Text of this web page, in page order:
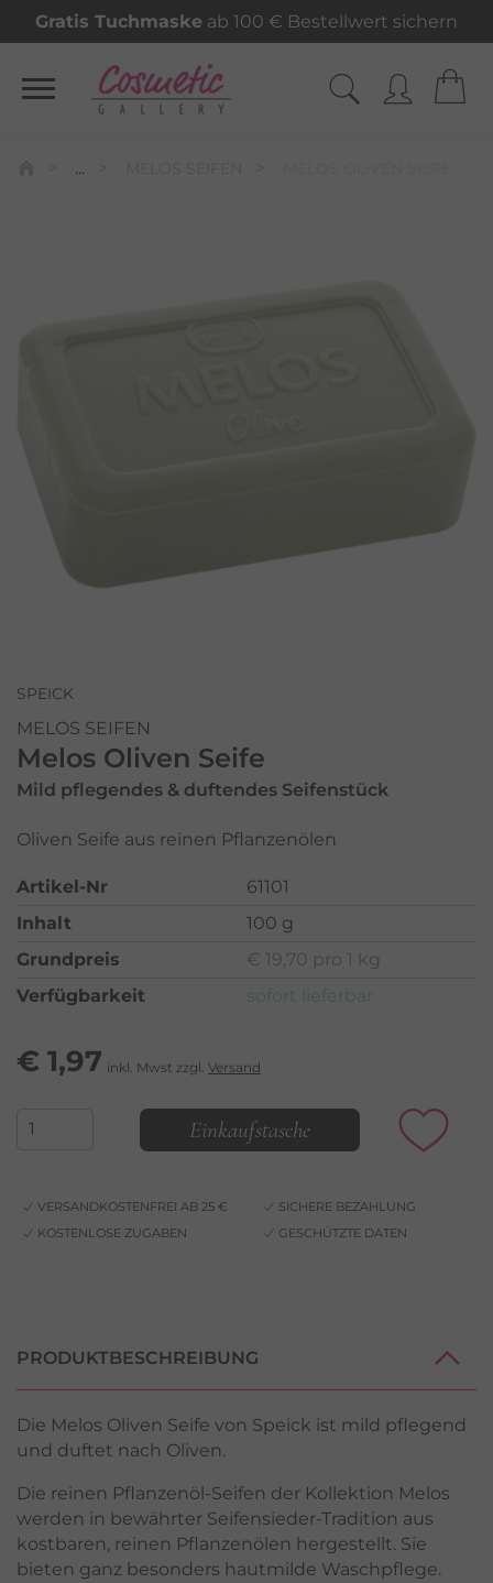
Gratis Tuchmaske ab 100 € Bestellwert sichern
...
SPEICK
MELOS SEIFEN
Melos Oliven Seife
Mild pflegendes & duftendes Seifenstück
Oliven Seife aus reinen Pflanzenölen
Artikel-Nr
61101
Inhalt
100 g
Grundpreis
€ 19,70 pro 1 kg
Verfügbarkeit
sofort lieferbar
€ 1,97 inkl. Mwst zzgl. Versand
Einkaufstasche
VERSANDKOSTENFREI AB 25 €
SICHERE BEZAHLUNG
KOSTENLOSE ZUGABEN
GESCHÜTZTE DATEN
PRODUKTBESCHREIBUNG
Die Melos Oliven Seife von Speick ist mild pflegend
und duftet nach Oliven.
Die reinen Pflanzenöl-Seifen der Kollektion Melos
werden in bewährter Seifensieder-Tradition aus
kostbaren, reinen Pflanzenölen hergestellt. Sie
bieten ganz besonders hautmilde Waschpflege.